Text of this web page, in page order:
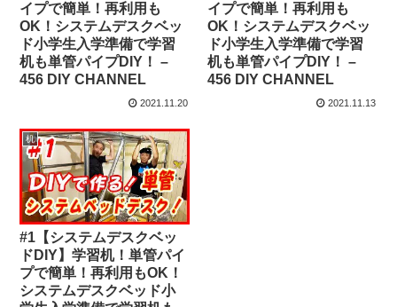
イプで簡単！再利用も
OK！システムデスクベッ
ド小学生入学準備で学習
机も単管パイプDIY！ –
456 DIY CHANNEL
2021.11.20
イプで簡単！再利用も
OK！システムデスクベッ
ド小学生入学準備で学習
机も単管パイプDIY！ –
456 DIY CHANNEL
2021.11.13
机
#1【システムデスクベッ
ドDIY】学習机！単管パイ
プで簡単！再利用もOK！
システムデスクベッド小